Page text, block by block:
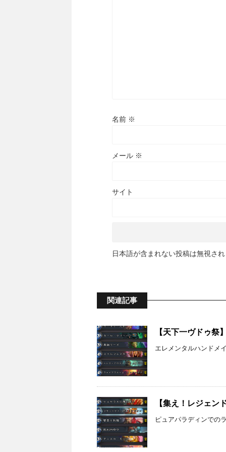
名前 ※
メール ※
サイト
日本語が含まれない投稿は無視さ
関連記事
【天下一ヴドゥ祭
エレメンタルハンドメ
【集え！レジェン
ピュアパラディンでの